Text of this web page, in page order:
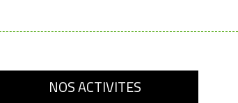
NOS ACTIVITES